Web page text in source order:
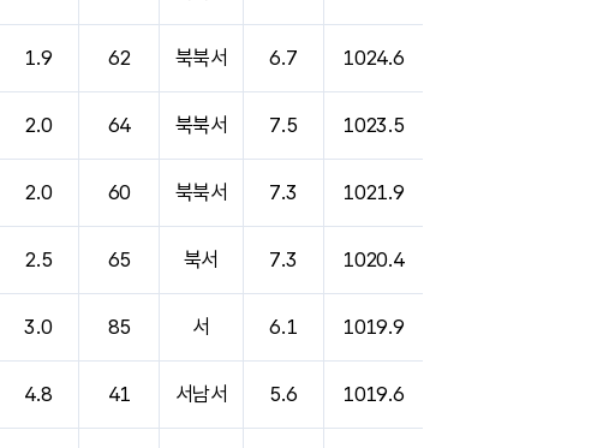
1.9 62 북북서 6.7 1024.6
2.0 64 북북서 7.5 1023.5
2.0 60 북북서 7.3 1021.9
2.5 65 북서 7.3 1020.4
3.0 85 서 6.1 1019.9
4.8 41 서남서 5.6 1019.6